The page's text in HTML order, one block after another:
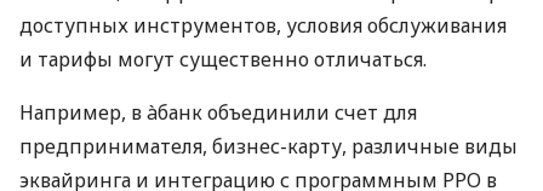
доступных инструментов, условия обслуживания
и тарифы могут существенно отличаться.
Например, в àбанк объединили счет для
предпринимателя, бизнес-карту, различные виды
эквайринга и интеграцию с программным РРО в